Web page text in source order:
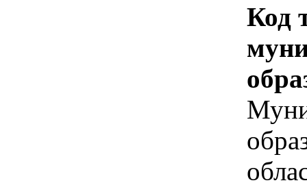
Код